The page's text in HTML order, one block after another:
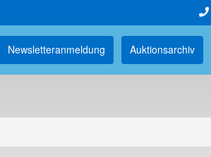
Newsletter­anmeldung Auktions­archiv